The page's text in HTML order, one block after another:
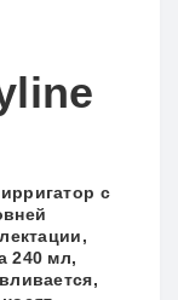
ирригатор с
240 мл,